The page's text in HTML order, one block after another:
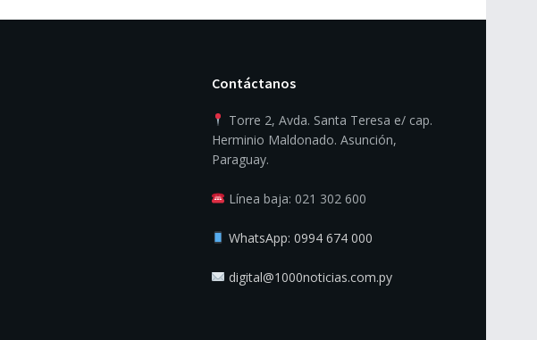
Contáctanos
Torre 2, Avda. Santa Teresa e/ cap.
Herminio Maldonado. Asunción,
Paraguay.
Línea baja: 021 302 600
WhatsApp: 0994 674 000
digital@1000noticias.com.py